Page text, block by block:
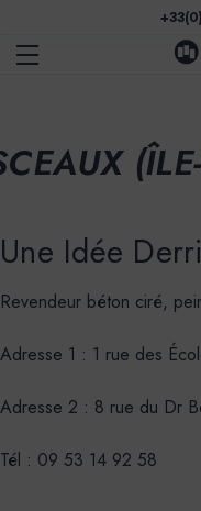
Une Idée
Revendeur béton ciré,
Adresse 1 : 1 rue des
Adresse 2 : 8 rue du Dr
Tél : 09 53 14 92 58